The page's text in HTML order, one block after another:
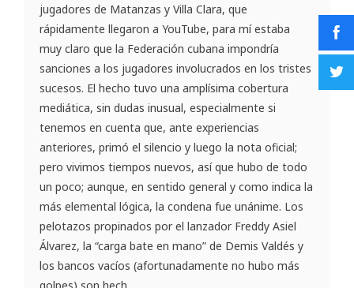
jugadores de Matanzas y Villa Clara, que
rápidamente llegaron a YouTube, para mí estaba
muy claro que la Federación cubana impondría
sanciones a los jugadores involucrados en los tristes
sucesos. El hecho tuvo una amplísima cobertura
mediática, sin dudas inusual, especialmente si
tenemos en cuenta que, ante experiencias
anteriores, primó el silencio y luego la nota oficial;
pero vivimos tiempos nuevos, así que hubo de todo
un poco; aunque, en sentido general y como indica la
más elemental lógica, la condena fue unánime. Los
pelotazos propinados por el lanzador Freddy Asiel
Álvarez, la “carga bate en mano” de Demis Valdés y
los bancos vacíos (afortunadamente no hubo más